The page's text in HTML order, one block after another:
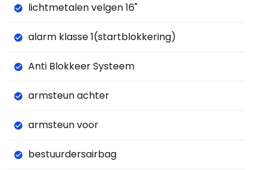
lichtmetalen velgen 16"
alarm klasse 1(startblokkering)
Anti Blokkeer Systeem
armsteun achter
armsteun voor
bestuurdersairbag